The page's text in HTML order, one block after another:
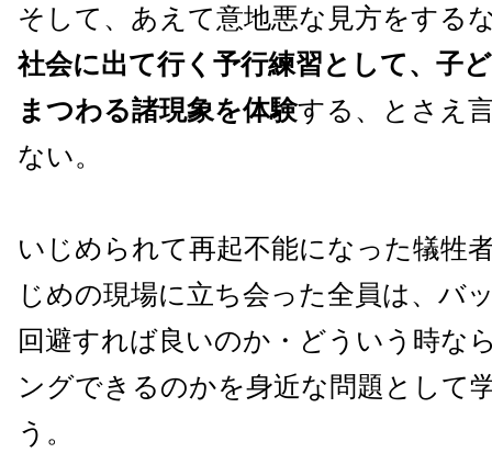
そして、あえて意地悪な見方をする
社会に出て行く予行練習として、子
まつわる諸現象を体験する、とさえ
ない。
いじめられて再起不能になった犠牲
じめの現場に立ち会った全員は、バ
回避すれば良いのか・どういう時な
ングできるのかを身近な問題として
う。